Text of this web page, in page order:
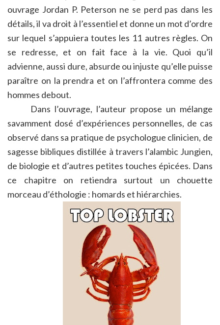
ouvrage Jordan P. Peterson ne se perd pas dans les
détails, il va droit à l’essentiel et donne un mot d’ordre
sur lequel s’appuiera toutes les 11 autres règles. On
se redresse, et on fait face à la vie. Quoi qu’il
advienne, aussi dure, absurde ou injuste qu’elle puisse
paraître on la prendra et on l’affrontera comme des
hommes debout.
Dans l’ouvrage, l’auteur propose un mélange
savamment dosé d’expériences personnelles, de cas
observé dans sa pratique de psychologue clinicien, de
sagesse bibliques distillée à travers l’alambic Jungien,
de biologie et d’autres petites touches épicées. Dans
ce chapitre on retiendra surtout un chouette
morceau d’éthologie : homards et hiérarchies.